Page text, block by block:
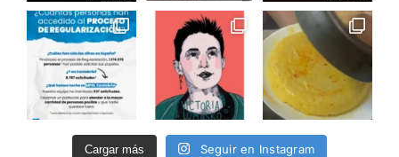
Cargar más Seguir en Instagram